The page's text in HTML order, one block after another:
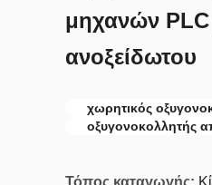
μηχανών PLC
ανοξείδωτου
χωρητικός
οξυγονοκολλητής
Τόπος καταγωγής: